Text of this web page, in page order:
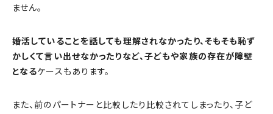
ません。
婚活していることを話しても理解されなかったり、そもそも恥ず
かしくて言い出せなかったりなど、子どもや家族の存在が障壁
となるケースもあります。
また、前のパートナーと比較したり比較されてしまったり、子ど